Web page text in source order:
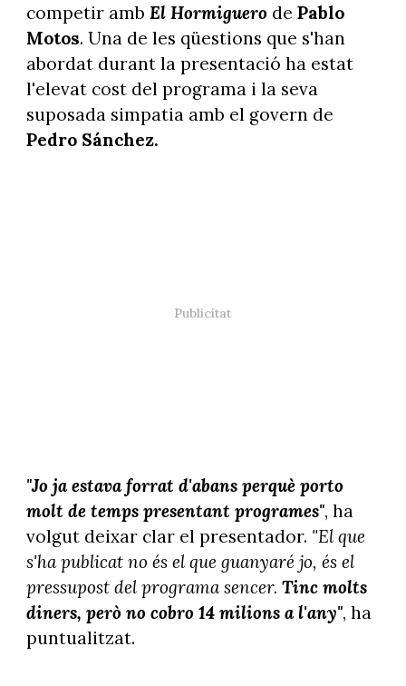
competir amb El Hormiguero de Pablo
Motos. Una de les qüestions que s'han
abordat durant la presentació ha estat
l'elevat cost del programa i la seva
suposada simpatia amb el govern de
Pedro Sánchez.
"Jo ja estava forrat d'abans perquè porto
molt de temps presentant programes", ha
volgut deixar clar el presentador. "El que
s'ha publicat no és el que guanyaré jo, és el
pressupost del programa sencer. Tinc molts
diners, però no cobro 14 milions a l'any", ha
puntualitzat.